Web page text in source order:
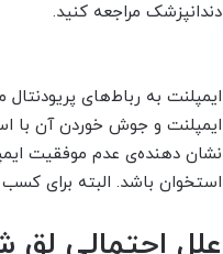
دندانپزشک مراجعه کنید.
ایمپلنت به رباط‌های
ایمپلنت و جوش خوردن آن با
نشان دهنده‌ی عدم موفقیت
استخوان باشد. البته برای کسب